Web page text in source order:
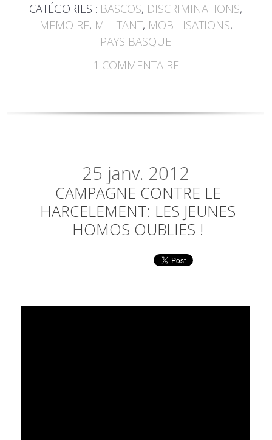
CATÉGORIES : BASCOS, DISCRIMINATIONS,
MEMOIRE, MILITANT, MOBILISATIONS,
PAYS BASQUE
1 COMMENTAIRE
25 janv. 2012
CAMPAGNE CONTRE LE
HARCELEMENT: LES JEUNES
HOMOS OUBLIES !